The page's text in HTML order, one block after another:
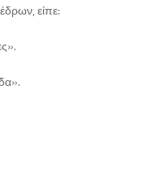
είπε: